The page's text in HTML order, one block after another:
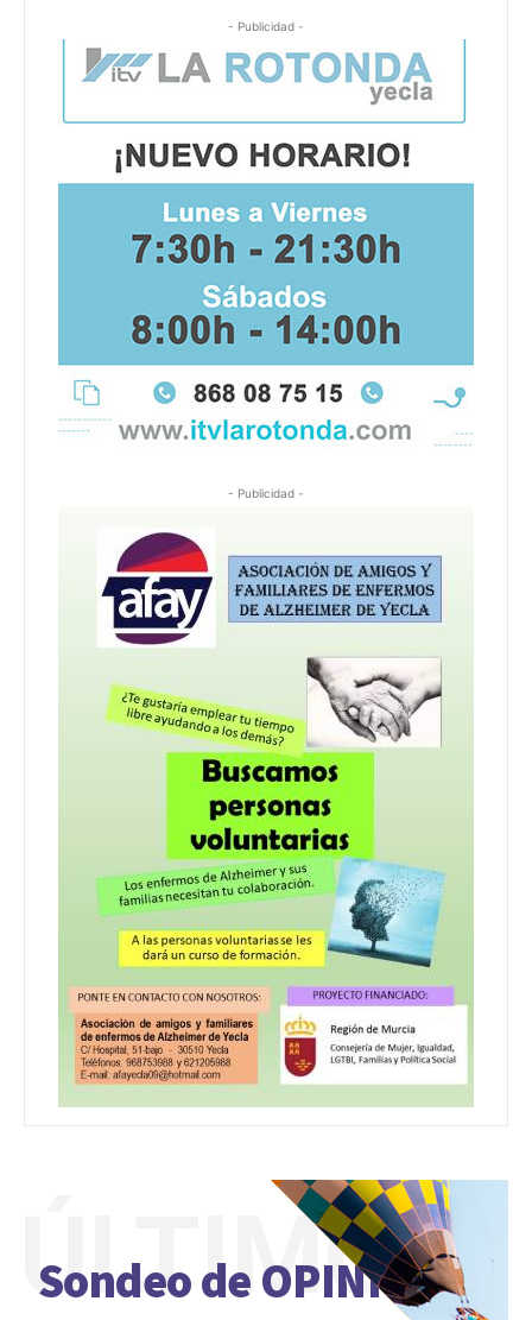
- Publicidad -
- Publicidad -
Sondeo de OPINIÓN
ÚLTIMO